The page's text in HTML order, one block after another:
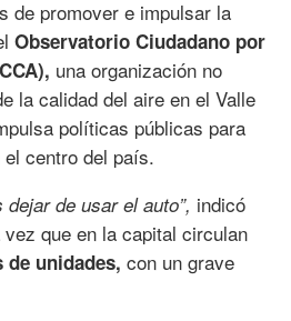
de promover e impulsar la
Observatorio Ciudadano por
una organización no
la calidad del aire en el Valle
políticas públicas para
centro del país.
de usar el auto”, indicó
que en la capital circulan
de unidades, con un grave